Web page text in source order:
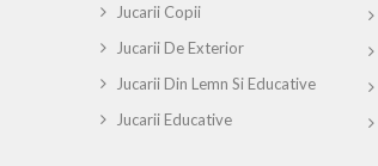
Jucarii Copii
Jucarii De Exterior
Jucarii Din Lemn Si Educative
Jucarii Educative